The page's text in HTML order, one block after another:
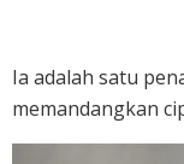
Ia adalah satu
memandangkan